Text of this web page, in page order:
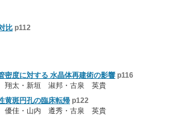
比 p112
密度に対する 水晶体再建術の影響 p116
太・新垣 淑邦・古泉 英貴
黄斑円孔の臨床転帰 p122
佳・山内 遵秀・古泉 英貴